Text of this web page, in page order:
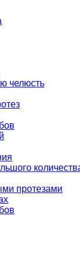
челюсть
протезами